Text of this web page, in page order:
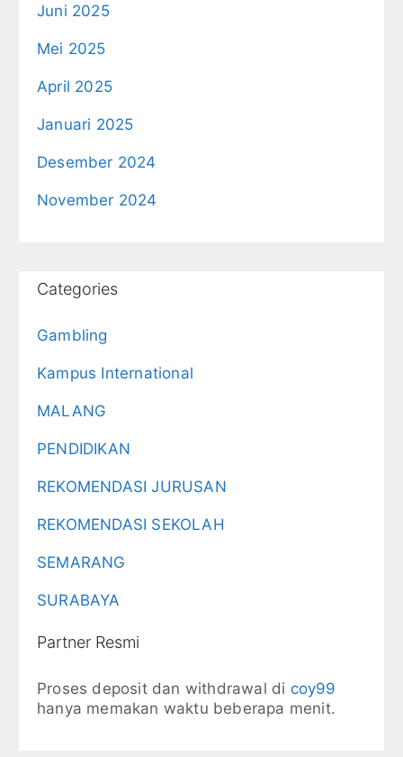
Juni 2025
Mei 2025
April 2025
Januari 2025
Desember 2024
November 2024
Categories
Gambling
Kampus International
MALANG
PENDIDIKAN
REKOMENDASI JURUSAN
REKOMENDASI SEKOLAH
SEMARANG
SURABAYA
Partner Resmi
Proses deposit dan withdrawal di coy99
hanya memakan waktu beberapa menit.